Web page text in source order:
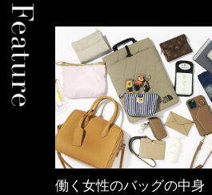
心地よくいられるおしゃれ